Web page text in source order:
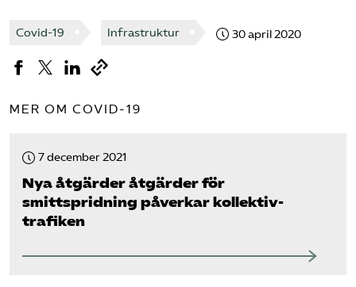
Covid-19 Infrastruktur 30 april 2020
MER OM COVID-19
7 december 2021
Nya åtgärder åtgärder för
smittspridning påverkar kollektiv­
trafiken